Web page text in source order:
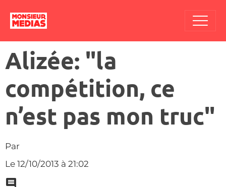
Alizée: "la
compétition, ce
n’est pas mon truc"
Par
Le 12/10/2013 à 21:02